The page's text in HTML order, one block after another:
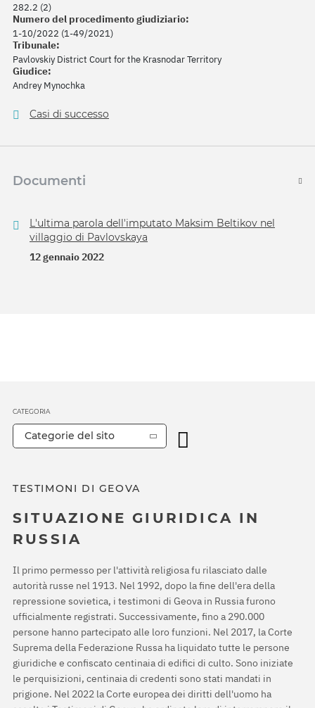
282.2 (2)
Numero del procedimento giudiziario:
1-10/2022 (1-49/2021)
Tribunale:
Pavlovskiy District Court for the Krasnodar Territory
Giudice:
Andrey Mynochka
Casi di successo
Documenti
L'ultima parola dell'imputato Maksim Beltikov nel
villaggio di Pavlovskaya
12 gennaio 2022
TESTIMONI DI GEOVA
SITUAZIONE GIURIDICA IN
RUSSIA
Il primo permesso per l'attività religiosa fu rilasciato dalle
autorità russe nel 1913. Nel 1992, dopo la fine dell'era della
repressione sovietica, i testimoni di Geova in Russia furono
ufficialmente registrati. Successivamente, fino a 290.000
persone hanno partecipato alle loro funzioni. Nel 2017, la Corte
Suprema della Federazione Russa ha liquidato tutte le persone
giuridiche e confiscato centinaia di edifici di culto. Sono iniziate
le perquisizioni, centinaia di credenti sono stati mandati in
prigione. Nel 2022 la Corte europea dei diritti dell'uomo ha
CATEGORIA
Categorie del sito